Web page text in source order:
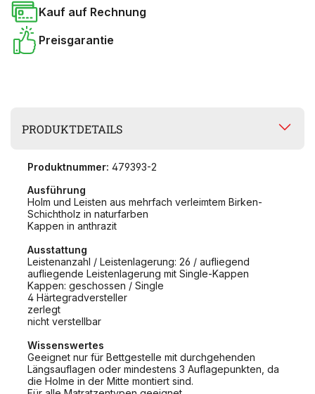
Kauf auf Rechnung
Preisgarantie
PRODUKTDETAILS
Produktnummer: 479393-2
Ausführung
Holm und Leisten aus mehrfach verleimtem Birken-
Schichtholz in naturfarben
Kappen in anthrazit
Ausstattung
Leistenanzahl / Leistenlagerung: 26 / aufliegend
aufliegende Leistenlagerung mit Single-Kappen
Kappen: geschossen / Single
4 Härtegradversteller
zerlegt
nicht verstellbar
Wissenswertes
Geeignet nur für Bettgestelle mit durchgehenden
Längsauflagen oder mindestens 3 Auflagepunkten, da
die Holme in der Mitte montiert sind.